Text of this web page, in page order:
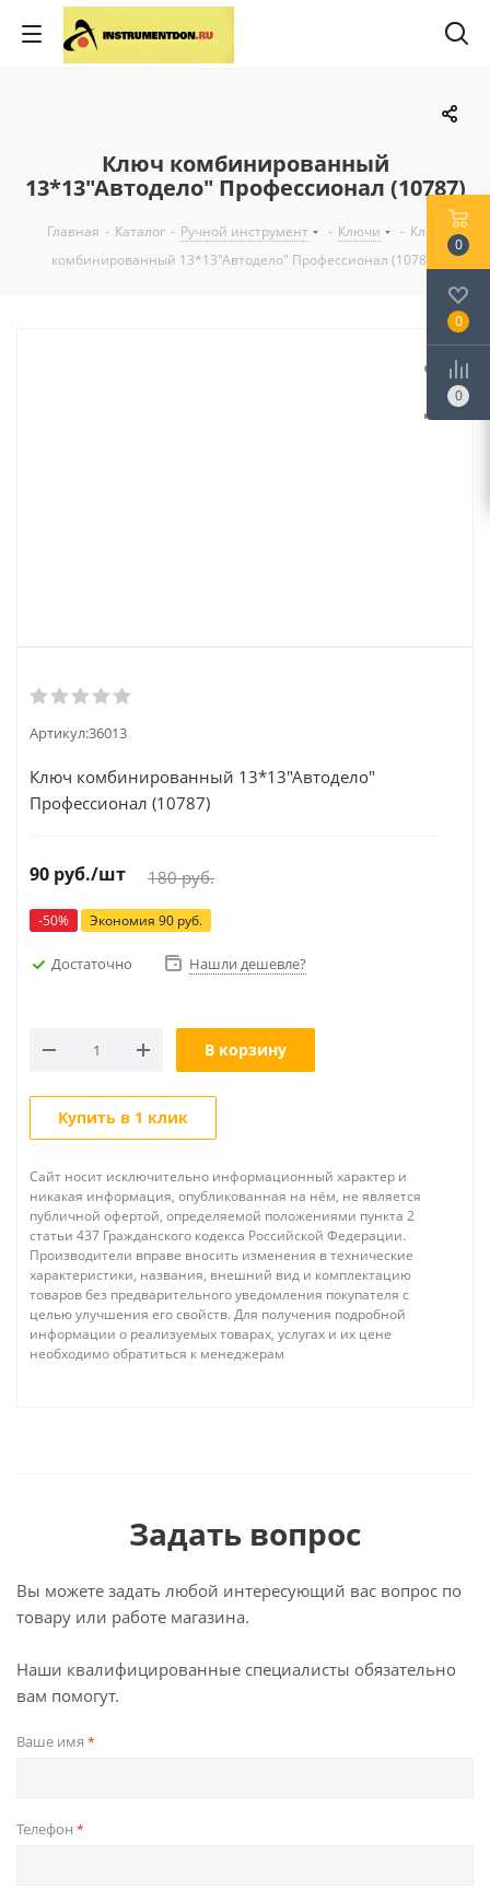
Ключ комбинированный
13*13"Автодело" Профессионал (10787)
Главная - Каталог - Ручной инструмент - Ключи - Ключ
комбинированный 13*13"Автодело" Профессионал (10787)
Артикул:36013
Ключ комбинированный 13*13"Автодело"
Профессионал (10787)
90 руб./шт 180руб.
-50% Экономия 90 руб.
Достаточно Нашли дешевле?
В корзину
Купить в 1 клик
Сайт носит исключительно информационный характер и
никакая информация, опубликованная на нём, не является
публичной офертой, определяемой положениями пункта 2
статьи 437 Гражданского кодекса Российской Федерации.
Производители вправе вносить изменения в технические
характеристики, названия, внешний вид и комплектацию
товаров без предварительного уведомления покупателя с
целью улучшения его свойств. Для получения подробной
информации о реализуемых товарах, услугах и их цене
необходимо обратиться к менеджерам
Задать вопрос
Вы можете задать любой интересующий вас вопрос по
товару или работе магазина.
Наши квалифицированные специалисты обязательно
вам помогут.
Ваше имя *
Телефон *
0
0
0